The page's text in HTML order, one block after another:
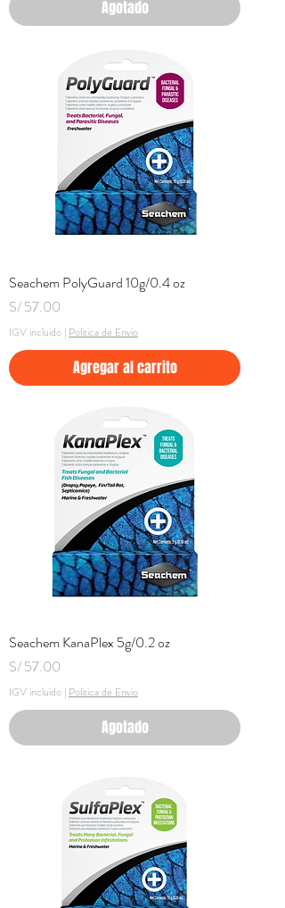
Agotado
Seachem PolyGuard 10g/0.4 oz
Precio
S/ 57.00
IGV incluido | Politica de Envio
Agregar al carrito
Seachem KanaPlex 5g/0.2 oz
Precio
S/ 57.00
IGV incluido | Politica de Envio
Agotado